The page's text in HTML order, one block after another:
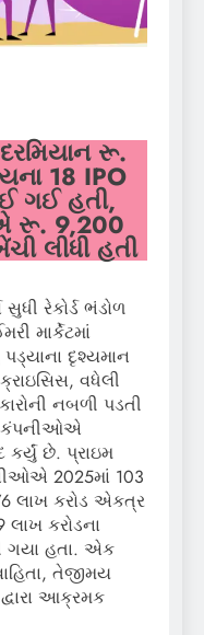
રૂ.
18 IPO
ગઈ હતી,
રૂ. 9,200
લીધી હતી
રેકોર્ડ ભંડોળ
માર્કેટમાં
દૃશ્યમાન
વધેલી
નબળી પડતી
કંપનીઓએ
છે. પ્રાઇમ
2025માં 103
લાખ કરોડ એકત્ર
લાખ કરોડના
ગયા હતા. એક
તેજીમય
આક્રમક